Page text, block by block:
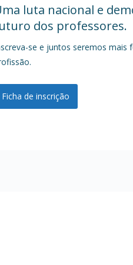
luta nacional e
dos professores.
se e juntos seremos mais
Ficha de inscrição